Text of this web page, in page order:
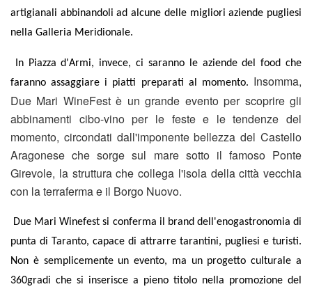
artigianali abbinandoli ad alcune delle migliori aziende pugliesi
nella Galleria Meridionale.
In Piazza d'Armi, invece, ci saranno le aziende del food che
faranno assaggiare i piatti preparati al momento. Insomma,
Due Mari WineFest è un grande evento per scoprire gli
abbinamenti cibo-vino per le feste e le tendenze del
momento, circondati dall'imponente bellezza del Castello
Aragonese che sorge sul mare sotto il famoso Ponte
Girevole, la struttura che collega l'isola della città vecchia
con la terraferma e il Borgo Nuovo.
Due Mari Winefest si conferma il brand dell'enogastronomia di
punta di Taranto, capace di attrarre tarantini, pugliesi e turisti.
Non è semplicemente un evento, ma un progetto culturale a
360gradi che si inserisce a pieno titolo nella promozione del